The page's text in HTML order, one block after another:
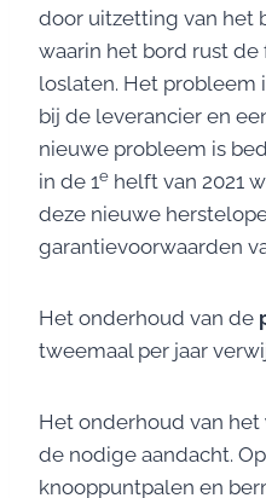
door uitzetting van het
waarin het bord rust
loslaten. Het probleem
bij de leverancier en
nieuwe probleem is
in de 1e helft van 2021
deze nieuwe
garantievoorwaarden
Het onderhoud van de
tweemaal per jaar
Het onderhoud van het
de nodige aandacht.
knooppuntpalen en